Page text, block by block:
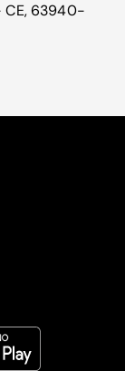
CE, 63940-